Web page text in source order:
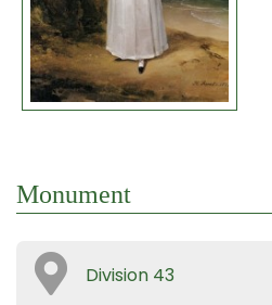
Monument
Division 43